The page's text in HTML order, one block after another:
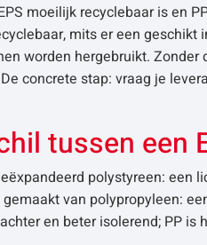
moeilijk recyclebaar is en
mits er een
worden hergebruikt.
concrete stap: vraag je
tussen een
polystyreen:
van polypropyleen:
en beter isolerend; PP